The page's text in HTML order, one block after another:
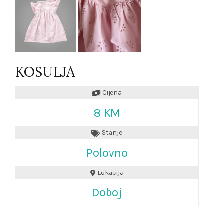
KOSULJA
Cijena
8 KM
Stanje
Polovno
Lokacija
Doboj